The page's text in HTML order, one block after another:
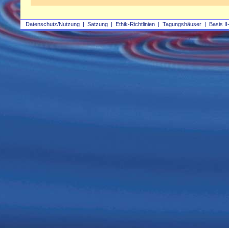
Datenschutz/Nutzung | Satzung | Ethik-Richtlinien | Tagungshäuser | Basis